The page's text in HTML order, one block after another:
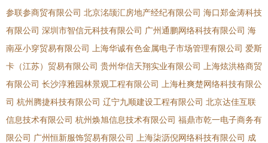
参联参商贸有限公司 北京洺颉汇房地产经纪有限公司 海口郑金涛科技
有限公司 深圳市智信元科技有限公司 广州通鹏网络科技有限公司 海
南巫小穿贸易有限公司
上海华诚有色金属电子市场管理有限公司 爱斯
卡（江苏）贸易有限公司 贵州华信天翔实业有限公司
上海炫洪格商贸
有限公司 长沙淳雅园林景观工程有限公司
上海杜爽楚网络科技有限公
司 杭州腾捷科技有限公司 辽宁九顺建设工程有限公司 北京达佳互联
信息技术有限公司 杭州焕旭信息技术有限公司 福鼎市乾一电子商务有
限公司 广州恒新服饰贸易有限公司 上海柒沥倪网络科技有限公司 成